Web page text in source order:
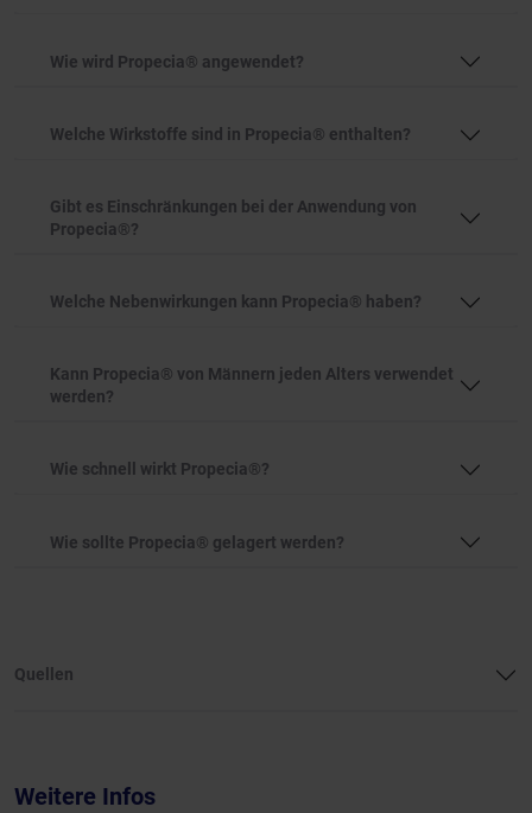
Wie wird Propecia® angewendet?
Welche Wirkstoffe sind in Propecia® enthalten?
Gibt es Einschränkungen bei der Anwendung von
Propecia®?
Welche Nebenwirkungen kann Propecia® haben?
Kann Propecia® von Männern jeden Alters verwendet
werden?
Wie schnell wirkt Propecia®?
Wie sollte Propecia® gelagert werden?
Quellen
Weitere Infos